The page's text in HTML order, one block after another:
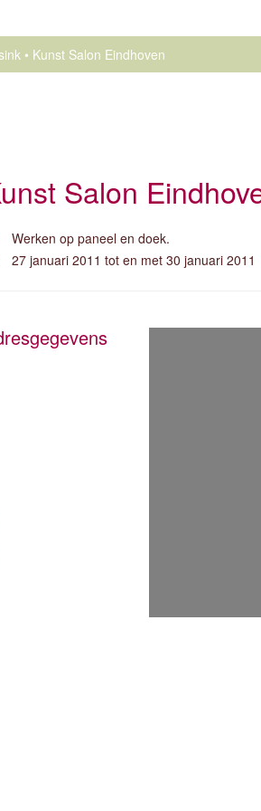
Kunst Salon Eindhoven
Salon
Werken op paneel en doek.
27 januari 2011 tot en met 30 januari 2011